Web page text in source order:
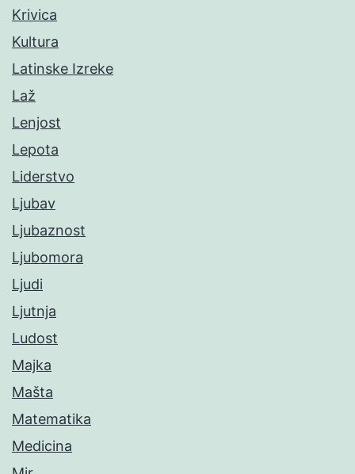
Krivica
Kultura
Latinske Izreke
Laž
Lenjost
Lepota
Liderstvo
Ljubav
Ljubaznost
Ljubomora
Ljudi
Ljutnja
Ludost
Majka
Mašta
Matematika
Medicina